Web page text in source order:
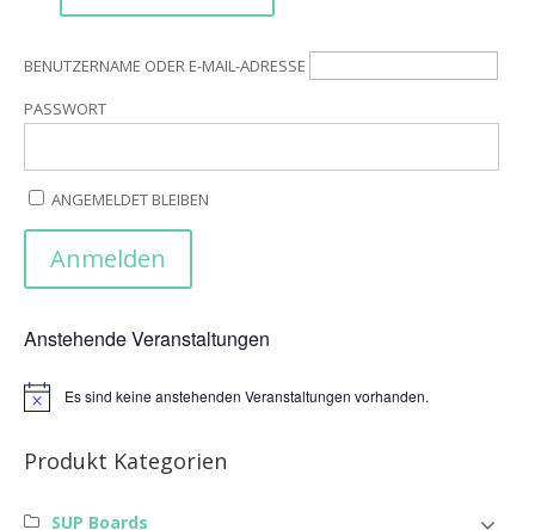
BENUTZERNAME ODER E-MAIL-ADRESSE
PASSWORT
ANGEMELDET BLEIBEN
Anstehende Veranstaltungen
HinweisEs sind keine anstehenden Veranstaltungen vorhanden.
Produkt Kategorien
SUP Boards